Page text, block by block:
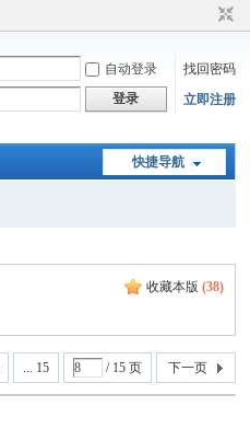
自动登录
找回密码
登录 立即注册
快捷导航
收藏本版 (38)
... 15 / 15 页 下一页